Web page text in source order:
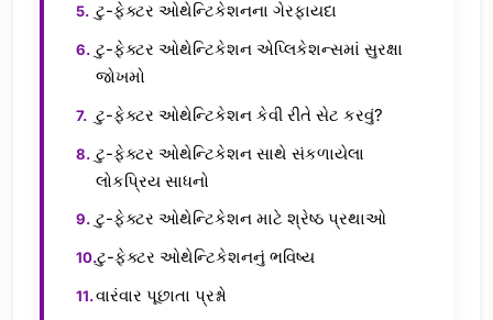
ટુ-ફેક્ટર ઓથેન્ટિકેશનના ગેરફાયદા
ટુ-ફેક્ટર ઓથેન્ટિકેશન એપ્લિકેશન્સમાં સુરક્ષા
જોખમો
ટુ-ફેક્ટર ઓથેન્ટિકેશન કેવી રીતે સેટ કરવું?
ટુ-ફેક્ટર ઓથેન્ટિકેશન સાથે સંકળાયેલા
લોકપ્રિય સાધનો
ટુ-ફેક્ટર ઓથેન્ટિકેશન માટે શ્રેષ્ઠ પ્રથાઓ
ટુ-ફેક્ટર ઓથેન્ટિકેશનનું ભવિષ્ય
વારંવાર પૂછાતા પ્રશ્નો